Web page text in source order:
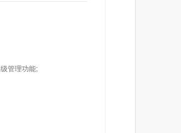
管理功能;